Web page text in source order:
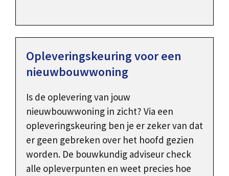
Opleveringskeuring voor een
nieuwbouwwoning
Is de oplevering van jouw
nieuwbouwwoning in zicht? Via een
opleveringskeuring ben je er zeker van dat
er geen gebreken over het hoofd gezien
worden. De bouwkundig adviseur check
alle opleverpunten en weet precies hoe